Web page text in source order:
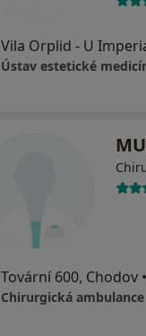
Vila Orplid - U
Ústav estetické
Tovární 600, Chodov •
Chirurgická ambulance